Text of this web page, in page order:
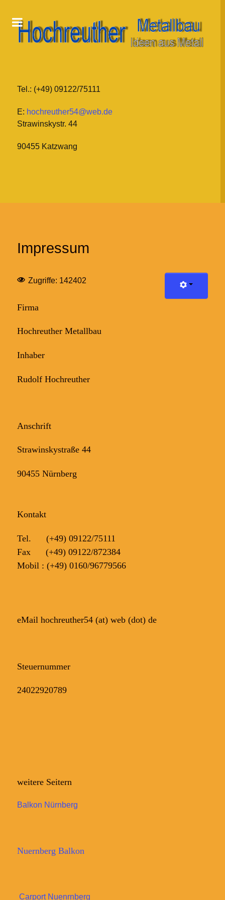
Tel.: (+49) 09122/75111
E: hochreuther54@web.de
Strawinskystr. 44
90455 Katzwang
Impressum
Zugriffe: 142402
Firma
Hochreuther Metallbau
Inhaber
Rudolf Hochreuther
Anschrift
Strawinskystraße 44
90455 Nürnberg
Kontakt
Tel. (+49) 09122/75111
Fax (+49) 09122/872384
Mobil : (+49) 0160/96779566
eMail hochreuther54 (at) web (dot) de
Steuernummer
24022920789
weitere Seitern
Balkon Nürnberg
Nuernberg Balkon
Carport Nuenrnberg